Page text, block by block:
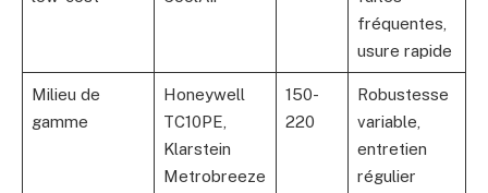
fréquentes,
usure rapide
Milieu de
gamme
Honeywell
TC10PE,
Klarstein
Metrobreeze
150-
220
Robustesse
variable,
entretien
régulier